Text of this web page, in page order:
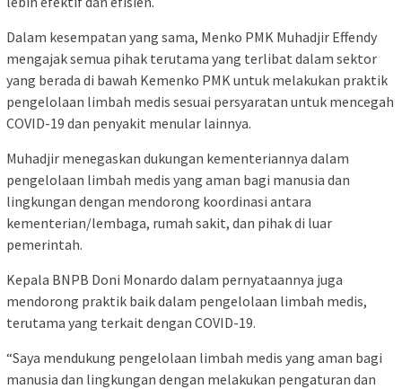
Dalam kesempatan yang sama, Menko PMK Muhadjir Effendy
mengajak semua pihak terutama yang terlibat dalam sektor
yang berada di bawah Kemenko PMK untuk melakukan praktik
pengelolaan limbah medis sesuai persyaratan untuk mencegah
COVID-19 dan penyakit menular lainnya.
Muhadjir menegaskan dukungan kementeriannya dalam
pengelolaan limbah medis yang aman bagi manusia dan
lingkungan dengan mendorong koordinasi antara
kementerian/lembaga, rumah sakit, dan pihak di luar
pemerintah.
Kepala BNPB Doni Monardo dalam pernyataannya juga
mendorong praktik baik dalam pengelolaan limbah medis,
terutama yang terkait dengan COVID-19.
“Saya mendukung pengelolaan limbah medis yang aman bagi
manusia dan lingkungan dengan melakukan pengaturan dan